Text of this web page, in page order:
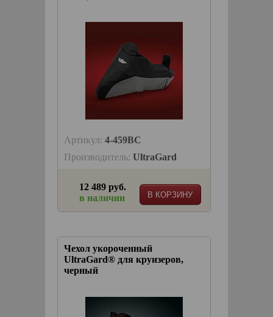
Артикул: 4-459BC
Производитель: UltraGard
В КОРЗИНУ
12 489 руб.
в наличии
Чехол укороченный
UltraGard® для круизеров,
черный